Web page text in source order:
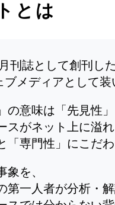
とは
刊誌として創刊し
メディアとして装
の意味は「先見性」
スがネット上に溢れ
「専門性」にこだわ
象を、
第一人者が分析・解